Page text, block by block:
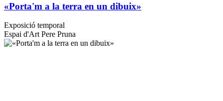
«Porta'm a la terra en un dibuix»
Exposició temporal
Espai d'Art Pere Pruna